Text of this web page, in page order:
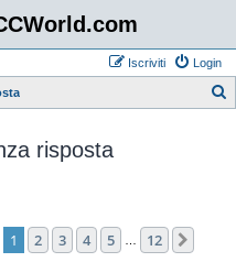
Login
Iscriviti
risposta
Pagina di 12
1 2 3 4 5 12